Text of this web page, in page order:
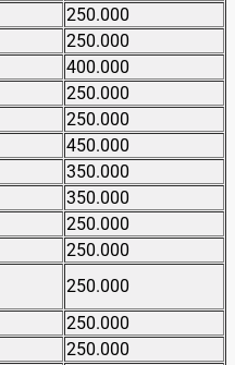
250.000
250.000
400.000
250.000
250.000
450.000
350.000
350.000
250.000
250.000
250.000
250.000
250.000